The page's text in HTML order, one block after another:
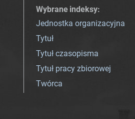
Wybrane indeksy:
Jednostka organizacyjna
Tytuł
Tytuł czasopisma
Tytuł pracy zbiorowej
Twórca